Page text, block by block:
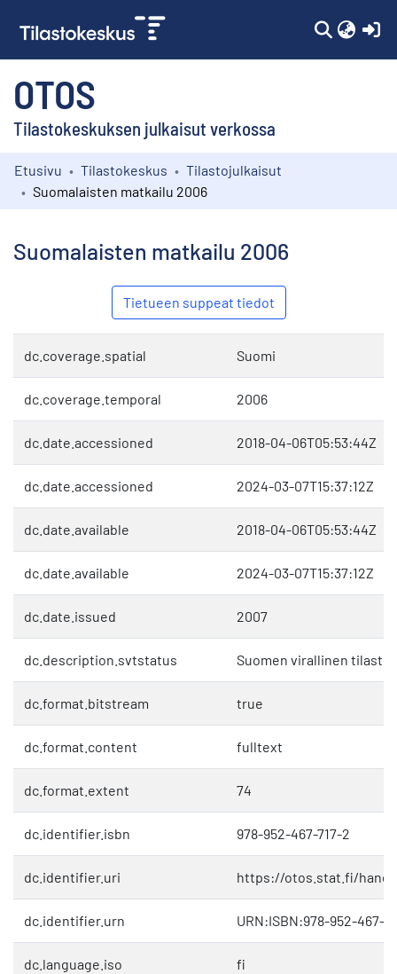
OTOS
Tilastokeskuksen julkaisut verkossa
Kokoelmat
Etusivu Tilastokeskus
Tilastojulkaisut
Suomalaisten matkailu 2006
Suomalaisten matkailu 2006
Tietueen suppeat tiedot
dc.coverage.spatial Suomi
dc.coverage.temporal 2006
dc.date.accessioned 2018-04-06T05:53:44Z
dc.date.accessioned 2024-03-07T15:37:12Z
dc.date.available 2018-04-06T05:53:44Z
dc.date.available 2024-03-07T15:37:12Z
dc.date.issued 2007
dc.description.svtstatus Suomen virallinen tilasto
dc.format.bitstream true
dc.format.content fulltext
dc.format.extent 74
dc.identifier.isbn 978-952-467-717-2
dc.identifier.uri https://otos.stat.fi/
dc.identifier.urn URN:ISBN:978-952-467-
dc.language.iso fi